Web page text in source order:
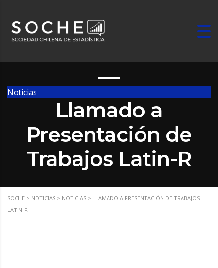
Noticias
Llamado a
Presentación de
Trabajos Latin-R
SOCHE > NOTICIAS > NOTICIAS > LLAMADO A PRESENTACIÓN DE TRABAJOS
LATIN-R